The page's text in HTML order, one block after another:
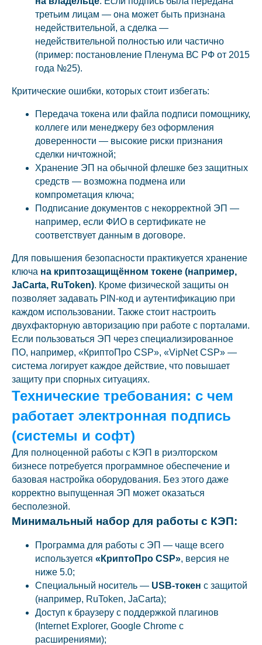
третьим лицам — она может быть признана
недействительной, а сделка —
недействительной полностью или частично
(пример: постановление Пленума ВС РФ от 2015
года №25).
Критические ошибки, которых стоит избегать:
Передача токена или файла подписи помощнику,
коллеге или менеджеру без оформления
доверенности — высокие риски признания
сделки ничтожной;
Хранение ЭП на обычной флешке без защитных
средств — возможна подмена или
компрометация ключа;
Подписание документов с некорректной ЭП —
например, если ФИО в сертификате не
соответствует данным в договоре.
Для повышения безопасности практикуется хранение
ключа на криптозащищённом токене (например,
JaCarta, RuToken). Кроме физической защиты он
позволяет задавать PIN-код и аутентификацию при
каждом использовании. Также стоит настроить
двухфакторную авторизацию при работе с порталами.
Если пользоваться ЭП через специализированное
ПО, например, «КриптоПро CSP», «VipNet CSP» —
система логирует каждое действие, что повышает
защиту при спорных ситуациях.
Технические требования: с чем
работает электронная подпись
(системы и софт)
Для полноценной работы с КЭП в риэлторском
бизнесе потребуется программное обеспечение и
базовая настройка оборудования. Без этого даже
корректно выпущенная ЭП может оказаться
бесполезной.
Минимальный набор для работы с КЭП:
Программа для работы с ЭП — чаще всего
используется «КриптоПро CSP», версия не
ниже 5.0;
Специальный носитель — USB-токен с защитой
(например, RuToken, JaCarta);
Доступ к браузеру с поддержкой плагинов
(Internet Explorer, Google Chrome c
расширениями);